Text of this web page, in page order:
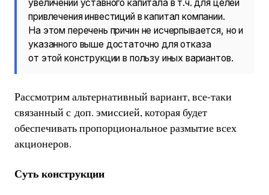
увеличении уставного капитала в т.ч. для целей
привлечения инвестиций в капитал компании.
На этом перечень причин не исчерпывается, но и
указанного выше достаточно для отказа
от этой конструкции в пользу иных вариантов.
Рассмотрим альтернативный вариант, все-таки
связанный с доп. эмиссией, которая будет
обеспечивать пропорциональное размытие всех
акционеров.
Суть конструкции